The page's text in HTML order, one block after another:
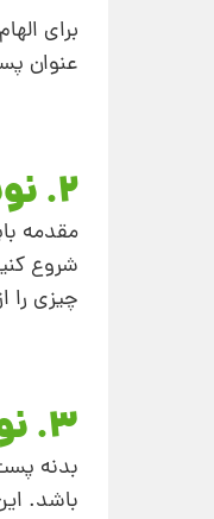
برای
عنوان
2. نوشتن مقدمه جذاب
مقدمه
شروع
چیزی را
3. نوشتن بدنه پست
باشد.